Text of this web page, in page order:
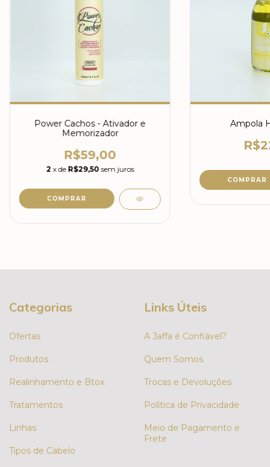
Power Cachos - Ativador e
Memorizador
R$59,00
2 x de R$29,50 sem juros
Ampola
Categorias
Ofertas
Produtos
Realinhamento e Btox
Tratamentos
Linhas
Tipos de Cabelo
Links Úteis
A Jaffa é Confiável?
Quem Somos
Trocas e Devoluções
Política de Privacidade
Meio de Pagamento e
Frete